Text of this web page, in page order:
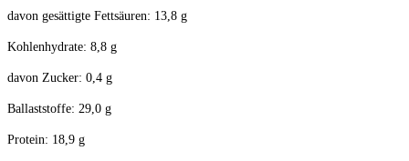
davon gesättigte Fettsäuren: 13,8 g
Kohlenhydrate: 8,8 g
davon Zucker: 0,4 g
Ballaststoffe: 29,0 g
Protein: 18,9 g